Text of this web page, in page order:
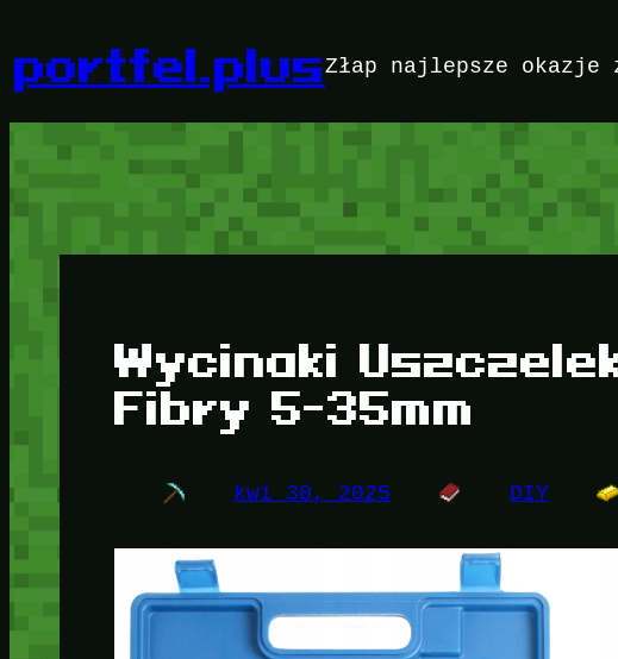
treści
portfel.plusZłap najlepsze
Wycinaki
Fibry 5-35mm
kwi 30, 2025 DIY